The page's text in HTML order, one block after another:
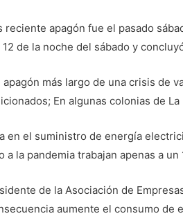
reciente apagón fue el pasado
de la noche del sábado y
apagón más largo de una crisis de
En algunas colonias de
en el suministro de energía
a la pandemia trabajan apenas a
de la Asociación de
aumente el consumo de